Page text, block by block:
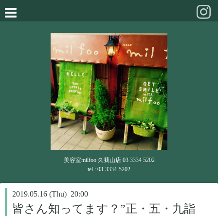
美容室milfoo 久我山店 03 3334 5202
tel : 03-3334-5202
2019.05.16 (Thu) 20:00
皆さん知ってます？”正・五・九詣